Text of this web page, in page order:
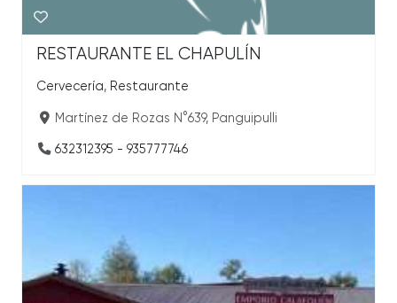
RESTAURANTE EL CHAPULÍN
Cervecería, Restaurante
Martínez de Rozas N°639, Panguipulli
632312395 - 935777746